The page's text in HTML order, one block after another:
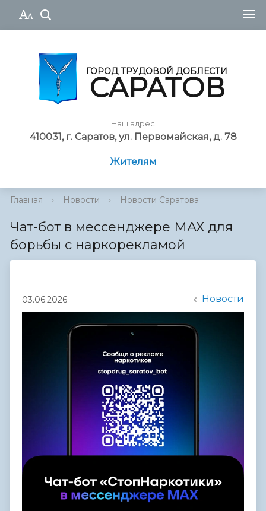
ГОРОД ТРУДОВОЙ ДОБЛЕСТИ
САРАТОВ
Наш адрес
410031, г. Саратов, ул. Первомайская, д. 78
Жителям
Главная › Новости › Новости Саратова
Чат-бот в мессенджере МАХ для
борьбы с наркорекламой
03.06.2026 Новости